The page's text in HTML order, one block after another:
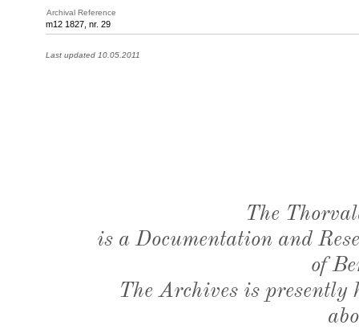
Archival Reference
m12 1827, nr. 29
Last updated 10.05.2011
The
is a Documentation and
of
The Archives is presently